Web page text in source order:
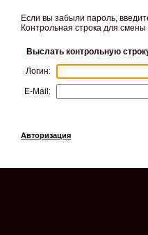
Если вы забыли пароль,
Контрольная строка для
Выслать контрольную
Логин:
E-Mail:
Авторизация